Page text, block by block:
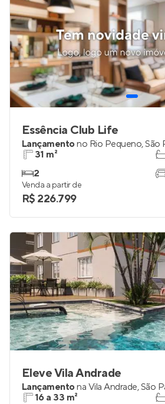
Essência Club Life
Lançamentono Rio Pequeno,São
31 m²
2
Venda a partir de
R$ 226.799
Eleve Vila Andrade
Lançamentona Vila Andrade,São
16 a 33 m²